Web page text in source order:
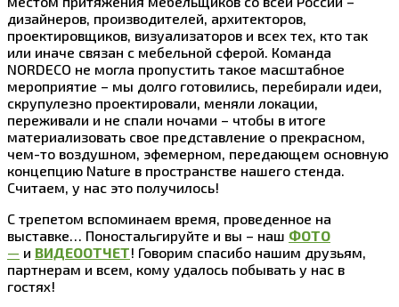
дизайнеров, производителей, архитекторов,
проектировщиков, визуализаторов и всех тех, кто так
или иначе связан с мебельной сферой. Команда
NORDECO не могла пропустить такое масштабное
мероприятие – мы долго готовились, перебирали идеи,
скрупулезно проектировали, меняли локации,
переживали и не спали ночами – чтобы в итоге
материализовать свое представление о прекрасном,
чем-то воздушном, эфемерном, передающем основную
концепцию Nature в пространстве нашего стенда.
Считаем, у нас это получилось!
С трепетом вспоминаем время, проведенное на
выставке… Поностальгируйте и вы – наш ФОТО
— и ВИДЕООТЧЕТ! Говорим спасибо нашим друзьям,
партнерам и всем, кому удалось побывать у нас в
гостях!